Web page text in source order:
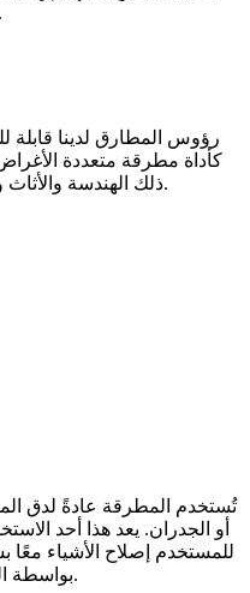
عدم إصابة أصابع المستخدم بعد الآن.
رؤوس المطارق لدينا قابلة
كأداة مطرقة متعددة
ذلك الهندسة والأثاث وتجهيز المتاجر وقولبة الحقن والمزيد.
تُستخدم المطرقة عادةً لدق
أو الجدران. يعد هذا أحد
للمستخدم إصلاح الأشياء
بواسطة المطرقة تضمن ملاءمة محكمة وآمنة.